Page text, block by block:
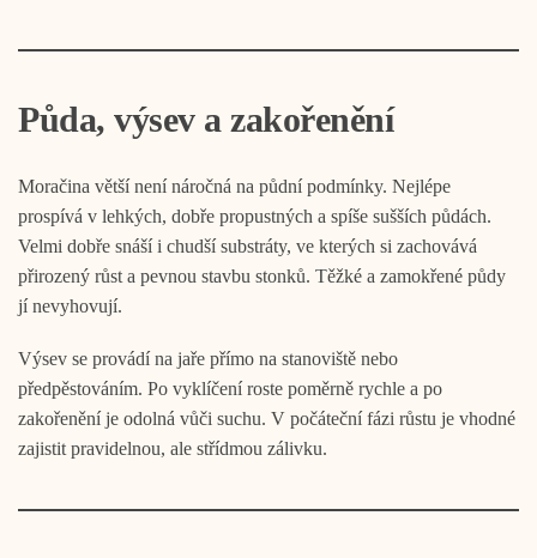
Půda, výsev a zakořenění
Moračina větší není náročná na půdní podmínky. Nejlépe
prospívá v lehkých, dobře propustných a spíše sušších půdách.
Velmi dobře snáší i chudší substráty, ve kterých si zachovává
přirozený růst a pevnou stavbu stonků. Těžké a zamokřené půdy
jí nevyhovují.
Výsev se provádí na jaře přímo na stanoviště nebo
předpěstováním. Po vyklíčení roste poměrně rychle a po
zakořenění je odolná vůči suchu. V počáteční fázi růstu je vhodné
zajistit pravidelnou, ale střídmou zálivku.